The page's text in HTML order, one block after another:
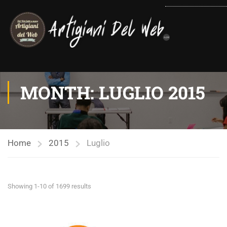
MONTH: LUGLIO 2015
Home 2015 Luglio
Showing 1-10 of 1699 results